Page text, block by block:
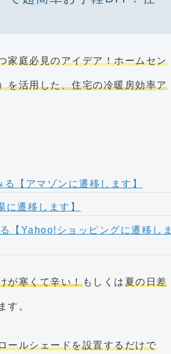
家庭必見のアイデア！ホームセン
を活用した、住宅の冷暖房効率ア
【アマゾンに遷移します】
遷移します】
【Yahoo!ショッピングに遷移しま
が寒くて辛い！もしくは夏の日差
す。
ールシェードを設置するだけで